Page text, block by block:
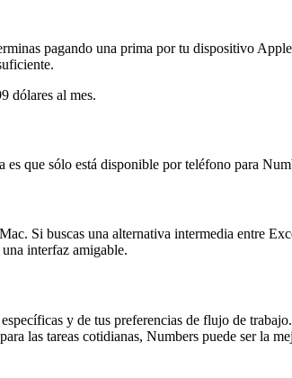
pagando una prima por tu dispositivo
dólares al mes.
que sólo está disponible por teléfono para
Si buscas una alternativa intermedia entre
interfaz amigable.
y de tus preferencias de flujo de
las tareas cotidianas, Numbers puede ser la